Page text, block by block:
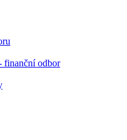
finanční odbor